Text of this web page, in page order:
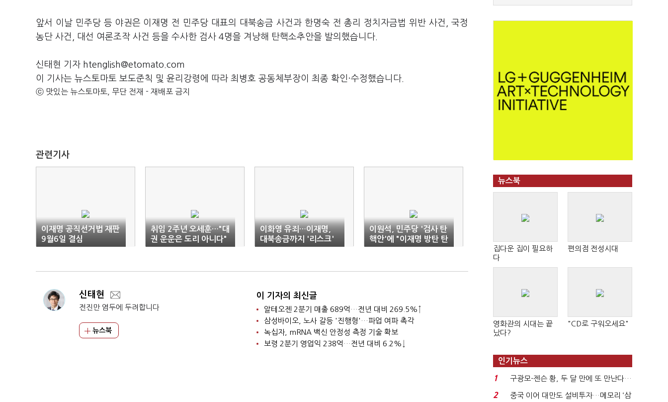
앞서 이날 민주당 등 야권은 이재명 전 민주당 대표의 대북송금 사건과 한명숙 전 총리 정치자금법 위반 사건, 국정
농단 사건, 대선 여론조작 사건 등을 수사한 검사 4명을 겨냥해 탄핵소추안을 발의했습니다.
신태현 기자 htenglish@etomato.com
이 기사는 뉴스토마토 보도준칙 및 윤리강령에 따라 최병호 공동체부장이 최종 확인·수정했습니다.
ⓒ 맛있는 뉴스토마토, 무단 전재 - 재배포 금지
관련기사
이재명 공직선거법 재판
9월6일 결심
취임 2주년 오세훈…"대
권 운운은 도리 아니다"
이화영 유죄…이재명,
대북송금까지 '리스크'
추가
이원석, 민주당 '검사 탄
핵안'에 "이재명 방탄 탄
핵"
신태현
전진만 염두에 두려합니다
뉴스북
이 기자의 최신글
알테오젠 2분기 매출 689억…전년 대비 269.5%↑
삼성바이오, 노사 갈등 '진행형'…파업 여파 촉각
녹십자, mRNA 백신 안정성 측정 기술 확보
보령 2분기 영업익 238억…전년 대비 6.2%↓
뉴스북
집다운 집이 필요하
다
편의점 전성시대
영화관의 시대는 끝
났다?
"CD로 구워오세요"
인기뉴스
1
구광모-젠슨 황, 두 달 만에 또 만난다…
로봇·AI 등 논...
2
중국 이어 대만도 설비투자…메모리 ‘삼